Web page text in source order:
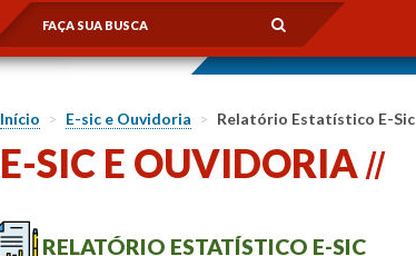
Início > E-sic e Ouvidoria > Relatório Estatístico E-Sic
E-SIC E OUVIDORIA
RELATÓRIO ESTATÍSTICO E-SIC